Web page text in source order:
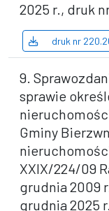
2025 r., druk
druk nr
9.
sprawie
Gminy
XXIX/224/09
grudnia 2009
grudnia 2025